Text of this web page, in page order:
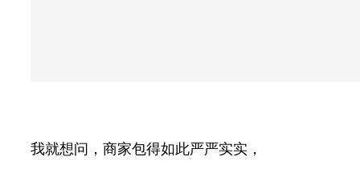
我就想问，商家包得如此严严实实，